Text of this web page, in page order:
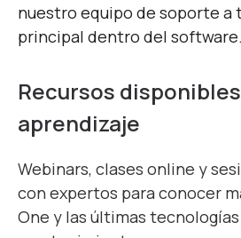
nuestro equipo de soporte a
principal dentro del software.
Recursos disponibles
aprendizaje
Webinars, clases online y
con expertos para conocer
One y las últimas